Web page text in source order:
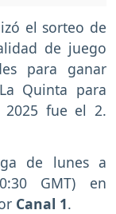
el sorteo de
de juego
para ganar
Quinta para
2025 fue el 2.
de lunes a
GMT) en
Canal 1.